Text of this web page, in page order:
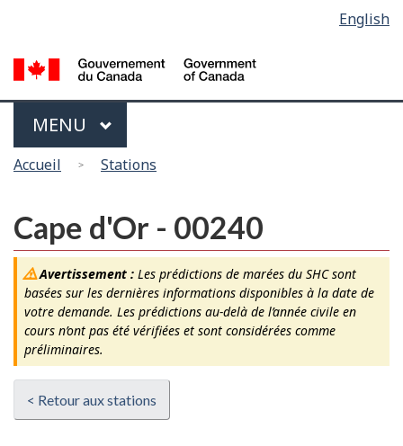
main
content
la
version
HTML
la
langue
English
Menu
MAIN
MENU
Vous
ici
Accueil Stations
Cape d'Or - 00240
Avertissement :Les prédictions de marées du SHC sont
basées sur les dernières informations disponibles à la date de
votre demande. Les prédictions au-delà de l’année civile en
cours n’ont pas été vérifiées et sont considérées comme
préliminaires.
< Retour aux stations